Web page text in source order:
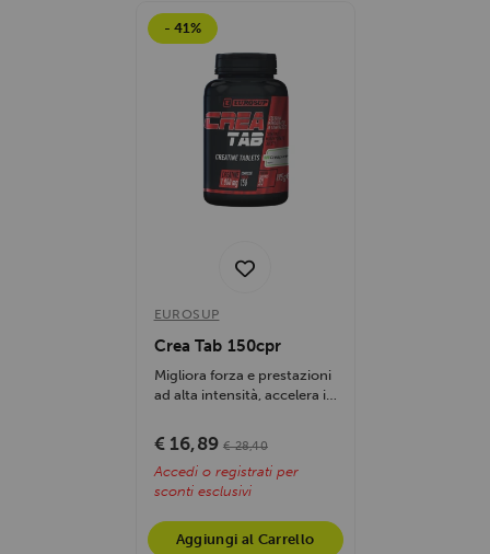
- 41%
EUROSUP
Crea Tab 150cpr
Migliora forza e prestazioni
ad alta intensità, accelera il
€ 16,89 € 28,40
Accedi o registrati per
sconti esclusivi
Aggiungi al Carrello